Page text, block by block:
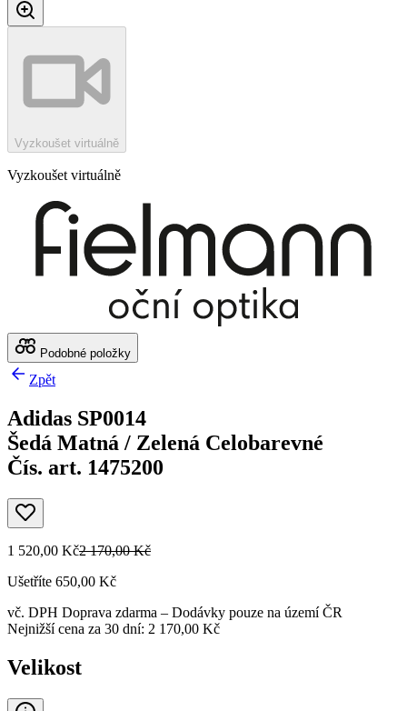
Vyzkoušet virtuálně
Vyzkoušet virtuálně
Podobné položky
Zpět
Adidas SP0014
Šedá Matná / Zelená Celobarevné
Čís. art. 1475200
1 520,00 Kč2 170,00 Kč
Ušetříte 650,00 Kč
vč. DPH Doprava zdarma – Dodávky pouze na území ČR
Nejnižší cena za 30 dní: 2 170,00 Kč
Velikost